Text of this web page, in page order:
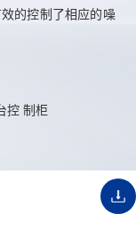
的控制了相应的噪
控 制柜